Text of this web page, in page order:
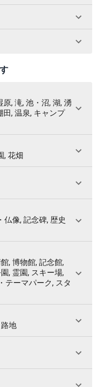
原, 滝, 池・沼, 湖, 湧
田, 温泉, キャンプ
, 花畑
仏像, 記念碑, 歴史
, 博物館, 記念館,
, 霊園, スキー場,
テーマパーク, スタ
地